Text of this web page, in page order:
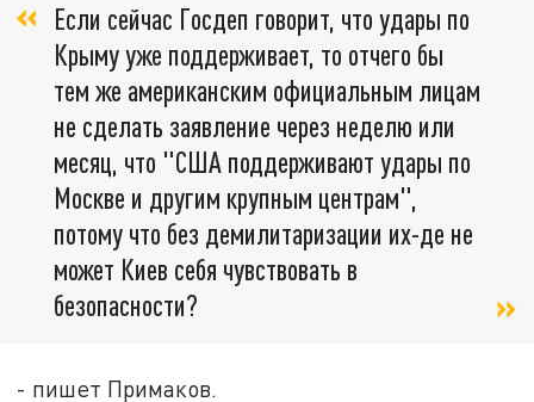
Если сейчас Госдеп говорит, что удары по
Крыму уже поддерживает, то отчего бы
тем же американским официальным лицам
не сделать заявление через неделю или
месяц, что "США поддерживают удары по
Москве и другим крупным центрам",
потому что без демилитаризации их-де не
может Киев себя чувствовать в
безопасности?
- пишет Примаков.